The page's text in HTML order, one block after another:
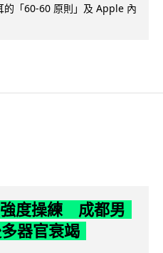
的「60-60 原則」及 Apple 內
度操練 成都男
器官衰竭